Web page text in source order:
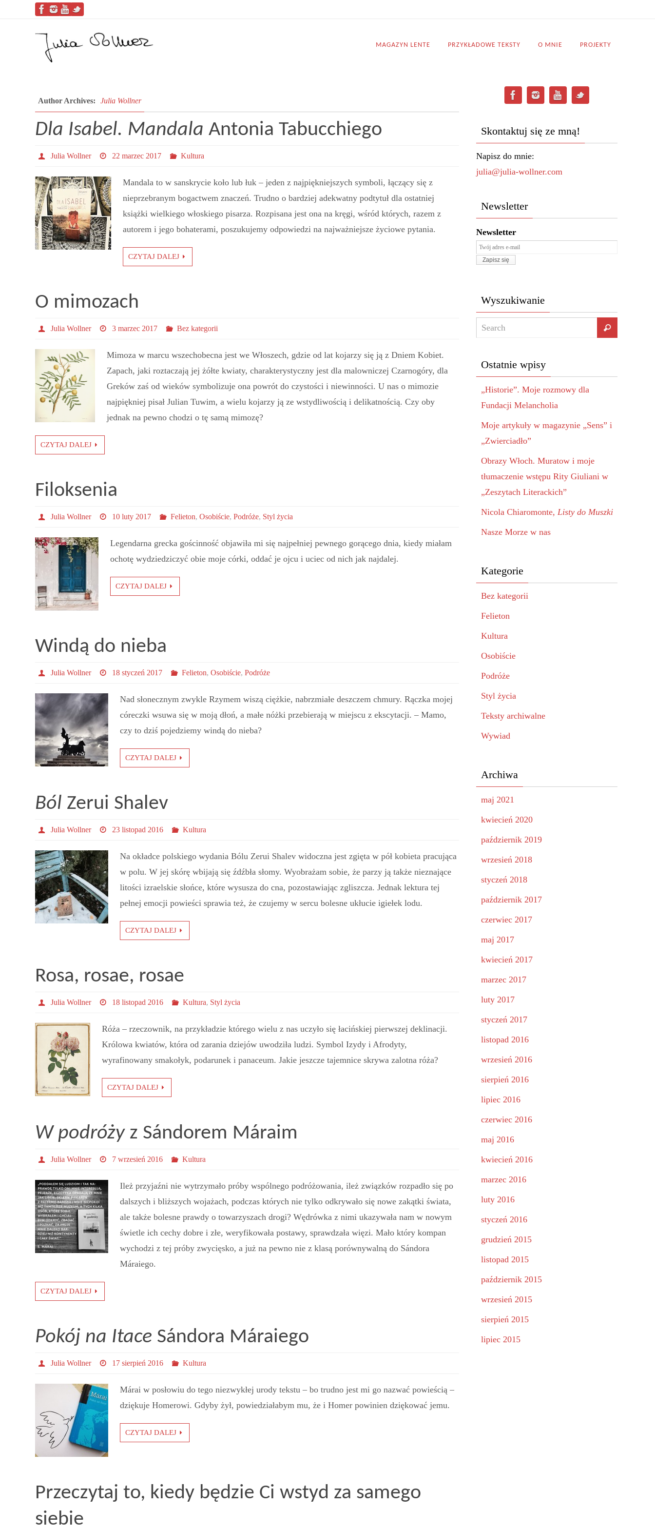
MAGAZYN LENTE PRZYKŁADOWE TEKSTY O MNIE PROJEKTY
Author Archives: Julia Wollner
Dla Isabel. Mandala Antonia Tabucchiego
Julia Wollner 22 marzec 2017 Kultura
Mandala to w sanskrycie koło lub łuk – jeden z najpiękniejszych symboli, łączący się z
nieprzebranym bogactwem znaczeń. Trudno o bardziej adekwatny podtytuł dla ostatniej
książki wielkiego włoskiego pisarza. Rozpisana jest ona na kręgi, wśród których, razem z
autorem i jego bohaterami, poszukujemy odpowiedzi na najważniejsze życiowe pytania.
CZYTAJ DALEJ
O mimozach
Julia Wollner 3 marzec 2017 Bez kategorii
Mimoza w marcu wszechobecna jest we Włoszech, gdzie od lat kojarzy się ją z Dniem Kobiet.
Zapach, jaki roztaczają jej żółte kwiaty, charakterystyczny jest dla malowniczej Czarnogóry, dla
Greków zaś od wieków symbolizuje ona powrót do czystości i niewinności. U nas o mimozie
najpiękniej pisał Julian Tuwim, a wielu kojarzy ją ze wstydliwością i delikatnością. Czy oby
jednak na pewno chodzi o tę samą mimozę?
CZYTAJ DALEJ
Filoksenia
Julia Wollner 10 luty 2017 Felieton,Osobiście,Podróże, Styl życia
Legendarna grecka gościnność objawiła mi się najpełniej pewnego gorącego dnia, kiedy miałam
ochotę wydziedziczyć obie moje córki, oddać je ojcu i uciec od nich jak najdalej.
CZYTAJ DALEJ
Windą do nieba
Julia Wollner 18 styczeń 2017 Felieton,Osobiście,Podróże
Nad słonecznym zwykle Rzymem wiszą ciężkie, nabrzmiałe deszczem chmury. Rączka mojej
córeczki wsuwa się w moją dłoń, a małe nóżki przebierają w miejscu z ekscytacji. – Mamo,
czy to dziś pojedziemy windą do nieba?
CZYTAJ DALEJ
Ból Zerui Shalev
Julia Wollner 23 listopad 2016 Kultura
Na okładce polskiego wydania Bólu Zerui Shalev widoczna jest zgięta w pół kobieta pracująca
w polu. W jej skórę wbijają się źdźbła słomy. Wyobrażam sobie, że parzy ją także nieznające
litości izraelskie słońce, które wysusza do cna, pozostawiając zgliszcza. Jednak lektura tej
pełnej emocji powieści sprawia też, że czujemy w sercu bolesne ukłucie igiełek lodu.
CZYTAJ DALEJ
Rosa, rosae, rosae
Julia Wollner 18 listopad 2016 Kultura, Styl życia
Róża – rzeczownik, na przykładzie którego wielu z nas uczyło się łacińskiej pierwszej deklinacji.
Królowa kwiatów, która od zarania dziejów uwodziła ludzi. Symbol Izydy i Afrodyty,
wyrafinowany smakołyk, podarunek i panaceum. Jakie jeszcze tajemnice skrywa zalotna róża?
CZYTAJ DALEJ
W podróżyz Sándorem Máraim
Julia Wollner 7 wrzesień 2016 Kultura
Ileż przyjaźni nie wytrzymało próby wspólnego podróżowania, ileż związków rozpadło się po
dalszych i bliższych wojażach, podczas których nie tylko odkrywało się nowe zakątki świata,
ale także bolesne prawdy o towarzyszach drogi? Wędrówka z nimi ukazywała nam w nowym
świetle ich cechy dobre i złe, weryfikowała postawy, sprawdzała więzi. Mało który kompan
wychodzi z tej próby zwycięsko, a już na pewno nie z klasą porównywalną do Sándora
Máraiego.
CZYTAJ DALEJ
Pokój na Itace Sándora Máraiego
Julia Wollner 17 sierpień 2016 Kultura
Márai w posłowiu do tego niezwykłej urody tekstu – bo trudno jest mi go nazwać powieścią –
dziękuje Homerowi. Gdyby żył, powiedziałabym mu, że i Homer powinien dziękować jemu.
CZYTAJ DALEJ
Przeczytaj to, kiedy będzie Ci wstyd za samego
siebie
Skontaktuj się ze mną!
Napisz do mnie:
julia@julia-wollner.com
Newsletter
Newsletter
Wyszukiwanie
Ostatnie wpisy
„Historie”. Moje rozmowy dla
Fundacji Melancholia
Moje artykuły w magazynie „Sens” i
„Zwierciadło”
Obrazy Włoch. Muratow i moje
tłumaczenie wstępu Rity Giuliani w
„Zeszytach Literackich”
Nicola Chiaromonte, Listy do Muszki
Nasze Morze w nas
Kategorie
Bez kategorii
Felieton
Kultura
Osobiście
Podróże
Styl życia
Teksty archiwalne
Wywiad
Archiwa
maj 2021
kwiecień 2020
październik 2019
wrzesień 2018
styczeń 2018
październik 2017
czerwiec 2017
maj 2017
kwiecień 2017
marzec 2017
luty 2017
styczeń 2017
listopad 2016
wrzesień 2016
sierpień 2016
lipiec 2016
czerwiec 2016
maj 2016
kwiecień 2016
marzec 2016
luty 2016
styczeń 2016
grudzień 2015
listopad 2015
październik 2015
wrzesień 2015
sierpień 2015
lipiec 2015